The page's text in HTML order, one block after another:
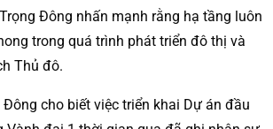
Đông nhấn mạnh rằng hạ tầng luôn
trong quá trình phát triển đô thị và
Thủ đô.
Đông cho biết việc triển khai Dự án đầu